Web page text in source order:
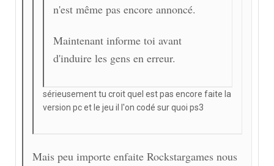
n'est même pas encore annoncé.
Maintenant informe toi avant
d'induire les gens en erreur.
sérieusement tu croit quel est pas encore faite la
version pc et le jeu il l'on codé sur quoi ps3
Mais peu importe enfaite Rockstargames nous